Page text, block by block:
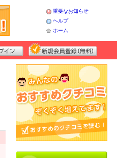
重要なお知らせ
ヘルプ
ホーム